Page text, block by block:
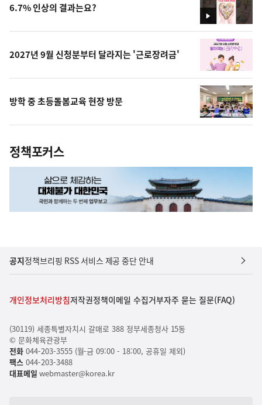
영
상
6.7% 인상의 결과는요?
2027년 9월 신청분부터 달라지는 '근로장려금'
방학 중 초등돌봄교육 현장 방문
정책포커스
공지정책브리핑 RSS 서비스 제공 중단 안내
개인정보처리방침저작권정책이메일 수집거부자주 묻는 질문(FAQ)
(30119) 세종특별자치시 갈매로 388 정부세종청사 15동
© 문화체육관광부
전화044-203-3555 (월-금 09:00 - 18:00, 공휴일 제외)
팩스044-203-3488
대표메일 webmaster@korea.kr